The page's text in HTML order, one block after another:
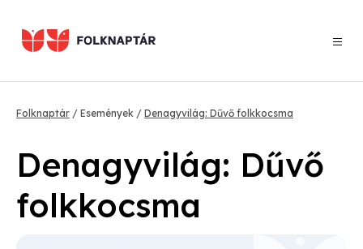
tartalomra
Morzsa
Folknaptár Események Denagyvilág: Dűvő folkkocsma
Denagyvilág: Dűvő
folkkocsma